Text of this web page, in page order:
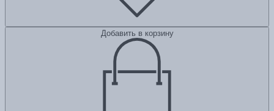
Добавить в корзину